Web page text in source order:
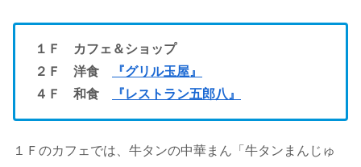
１Ｆ カフェ＆ショップ
２Ｆ 洋食
『グリル玉屋』
４Ｆ 和食
『レストラン五郎八』
１Ｆのカフェでは、牛タンの中華まん「牛タンまんじゅ